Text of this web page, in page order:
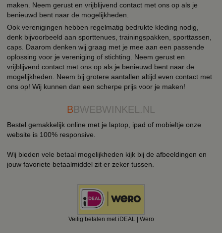
maken. Neem gerust en vrijblijvend contact met ons op als je
benieuwd bent naar de mogelijkheden.
Ook verenigingen hebben regelmatig bedrukte kleding nodig,
denk bijvoorbeeld aan sporttenues, trainingspakken, sporttassen,
caps. Daarom denken wij graag met je mee aan een passende
oplossing voor je vereniging of stichting. Neem gerust en
vrijblijvend contact met ons op als je benieuwd bent naar de
mogelijkheden. Neem bij grotere aantallen altijd even contact met
ons op! Wij kunnen dan een scherpe prijs voor je maken!
BBWEBWINKEL.NL
Bestel gemakkelijk online met je laptop, ipad of mobieltje onze
website is 100% responsive.
Wij bieden vele betaal mogelijkheden kijk bij de afbeeldingen en
jouw favoriete betaalmiddel zit er zeker tussen.
Veilig betalen met iDEAL | Wero